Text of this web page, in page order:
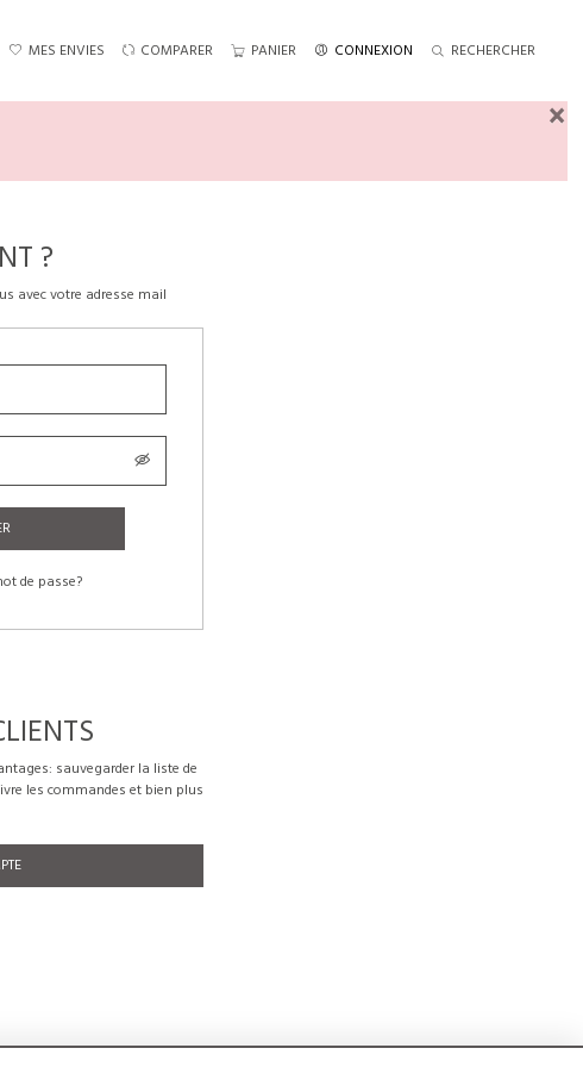
MES ENVIES COMPARER PANIER CONNEXION RECHERCHER
×
?
avec votre adresse mail
de passe?
sauvegarder la liste de
les commandes et bien plus